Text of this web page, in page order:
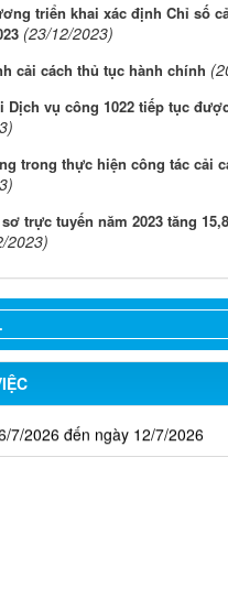
triển khai xác định Chỉ số
(23/12/2023)
cải cách thủ tục hành chính
Dịch vụ công 1022 tiếp tục
trong thực hiện công tác cải
trực tuyến năm 2023 tăng
2023)
2026 đến ngày 09/8/2026
7/2026 đến ngày 02/8/2026
7/2026 đến ngày 26/7/2026
7/2026 đến ngày 18/7/2026